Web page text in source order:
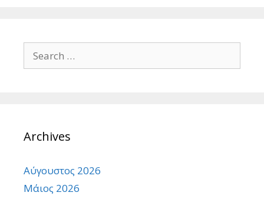
Search
for:
Archives
Αύγουστος 2026
Μάιος 2026